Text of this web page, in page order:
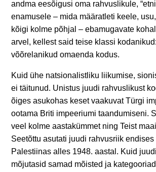
andma eesõigusi oma rahvuslikule,
enamusele – mida määratleti keele,
kõigi kolme põhjal – ebamugavate
arvel, kellest said teise klassi
võõrelanikud omaenda kodus.
Kuid ühe natsionalistliku liikumise,
ei täitunud. Unistus juudi rahvuslikust
õiges asukohas keset vaakuvat Türgi
ootama Briti impeeriumi taandumiseni.
veel kolme aastakümmet ning Teist
Seetõttu asutati juudi rahvusriik endises
Palestiinas alles 1948. aastal. Kuid
mõjutasid samad mõisted ja